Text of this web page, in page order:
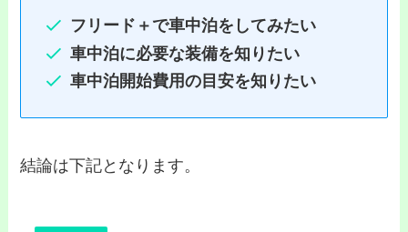
フリード＋で車中泊をしてみたい
車中泊に必要な装備を知りたい
車中泊開始費用の目安を知りたい
結論は下記となります。